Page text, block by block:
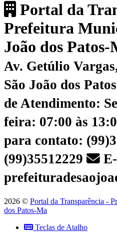
Portal da
Prefeitura
João dos Patos-
Av. Getúlio
São João dos
de Atendimento:
feira: 07:00 às
para contato:
(99)35512229
2026 © Portal da Transparência -
dos Patos-Ma
Teclas de Atalho